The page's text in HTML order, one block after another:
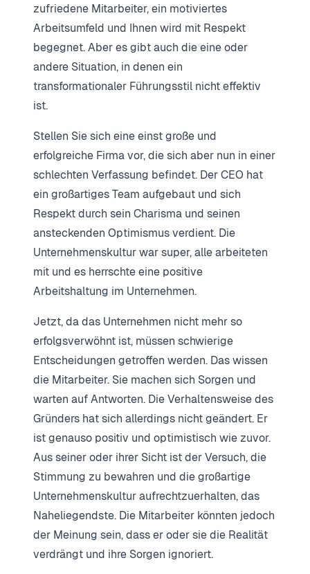
zufriedene Mitarbeiter, ein motiviertes
Arbeitsumfeld und Ihnen wird mit Respekt
begegnet. Aber es gibt auch die eine oder
andere Situation, in denen ein
transformationaler Führungsstil nicht effektiv
ist.
Stellen Sie sich eine einst große und
erfolgreiche Firma vor, die sich aber nun in einer
schlechten Verfassung befindet. Der CEO hat
ein großartiges Team aufgebaut und sich
Respekt durch sein Charisma und seinen
ansteckenden Optimismus verdient. Die
Unternehmenskultur war super, alle arbeiteten
mit und es herrschte eine positive
Arbeitshaltung im Unternehmen.
Jetzt, da das Unternehmen nicht mehr so
erfolgsverwöhnt ist, müssen schwierige
Entscheidungen getroffen werden. Das wissen
die Mitarbeiter. Sie machen sich Sorgen und
warten auf Antworten. Die Verhaltensweise des
Gründers hat sich allerdings nicht geändert. Er
ist genauso positiv und optimistisch wie zuvor.
Aus seiner oder ihrer Sicht ist der Versuch, die
Stimmung zu bewahren und die großartige
Unternehmenskultur aufrechtzuerhalten, das
Naheliegendste. Die Mitarbeiter könnten jedoch
der Meinung sein, dass er oder sie die Realität
verdrängt und ihre Sorgen ignoriert.